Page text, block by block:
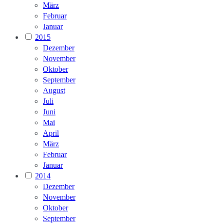
März
Februar
Januar
2015
Dezember
November
Oktober
September
August
Juli
Juni
Mai
April
März
Februar
Januar
2014
Dezember
November
Oktober
September